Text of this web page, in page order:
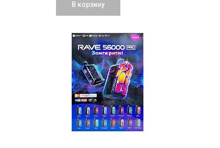
В корзину